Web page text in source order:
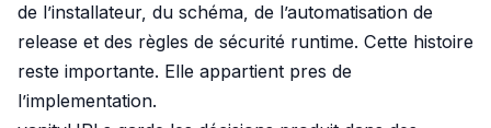
de l’installateur, du schéma, de l’automatisation de
release et des règles de sécurité runtime. Cette histoire
reste importante. Elle appartient pres de
l’implementation.